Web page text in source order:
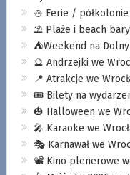
⛄️ Ferie / półkolonie
⛱️ Plaże i beach bary
⛺️Weekend na
🔮 Andrzejki we
📍 Atrakcje we
🎟️ Bilety na
🎃 Halloween we
🎤 Karaoke we
🎭 Karnawał we
📽️ Kino plenerowe